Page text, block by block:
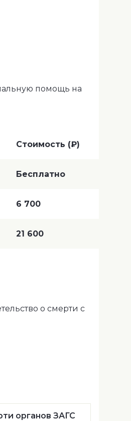
помощь на
Стоимость (₽)
Бесплатно
6 700
21 600
о смерти с
органов ЗАГС